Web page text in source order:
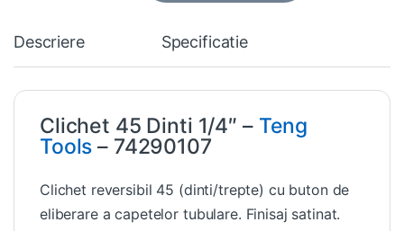
Descriere Specificatie
Clichet 45 Dinti 1/4″ – Teng
Tools – 74290107
Clichet reversibil 45 (dinti/trepte) cu buton de
eliberare a capetelor tubulare. Finisaj satinat.